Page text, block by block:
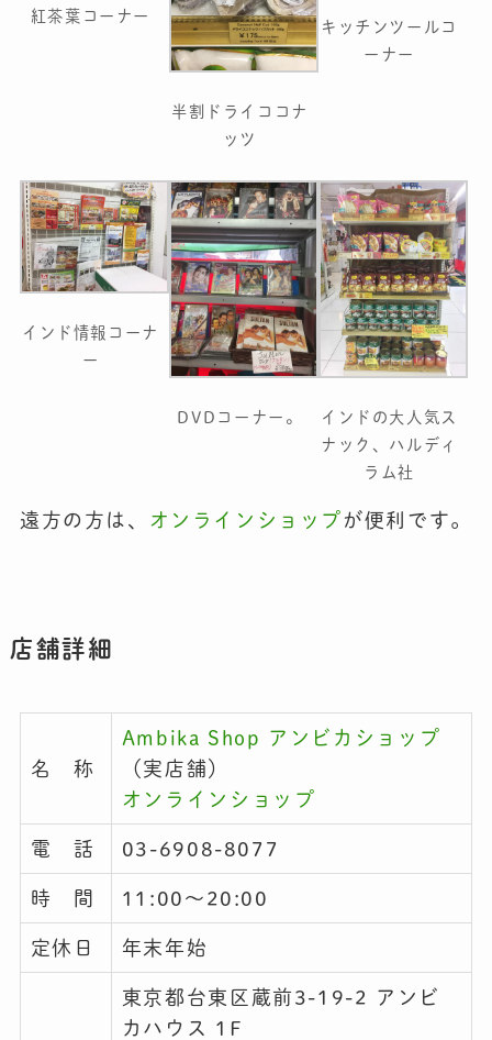
紅茶葉コーナー
半割ドライココナ
ッツ
キッチンツールコ
ーナー
インド情報コーナ
ー
DVDコーナー。
インドの大人気ス
ナック、ハルディ
ラム社
遠方の方は、 オンラインショップが便利です。
店舗詳細
名 称
Ambika Shop アンビカショップ
（実店舗）
オンラインショップ
電 話 03-6908-8077
時 間 11:00〜20:00
定休日 年末年始
東京都台東区蔵前3-19-2 アンビ
カハウス 1F